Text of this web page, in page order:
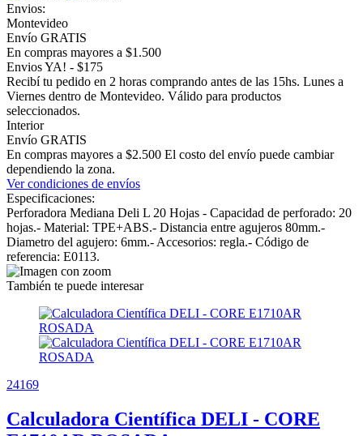
Envios:
Montevideo
Envío GRATIS
En compras mayores a $1.500
Envios YA! - $175
Recibí tu pedido en 2 horas comprando antes de las 15hs. Lunes a
Viernes dentro de Montevideo. Válido para productos
seleccionados.
Interior
Envío GRATIS
En compras mayores a $2.500 El costo del envío puede cambiar
dependiendo la zona.
Ver condiciones de envíos
Especificaciones:
Perforadora Mediana Deli L 20 Hojas - Capacidad de perforado: 20
hojas.- Material: TPE+ABS.- Distancia entre agujeros 80mm.-
Diametro del agujero: 6mm.- Accesorios: regla.- Código de
referencia: E0113.
También te puede interesar
24169
Calculadora Científica DELI - CORE